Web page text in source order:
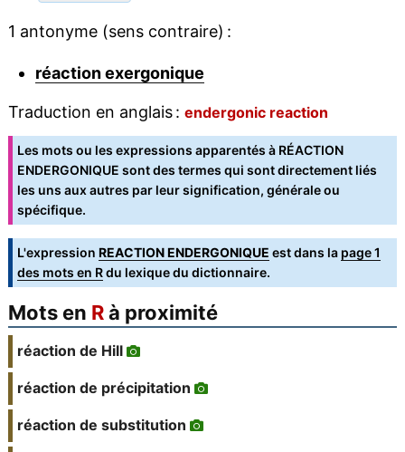
1 antonyme (sens contraire) :
réaction exergonique
Traduction en anglais : endergonic reaction
Les mots ou les expressions apparentés à RÉACTION
ENDERGONIQUE sont des termes qui sont directement liés
les uns aux autres par leur signification, générale ou
spécifique.
L'expression REACTION ENDERGONIQUE est dans la page 1
des mots en Rdu lexique du dictionnaire.
Mots en Rà proximité
réaction de Hill
réaction de précipitation
réaction de substitution